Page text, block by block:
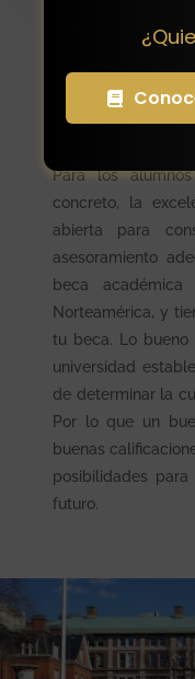
EN
Para los
concreto, la
abierta para
asesoramiento
beca
Norteamérica, y
tu beca. Lo bueno
universidad
de determinar la
Por lo que un
buenas
posibilidades
futuro.